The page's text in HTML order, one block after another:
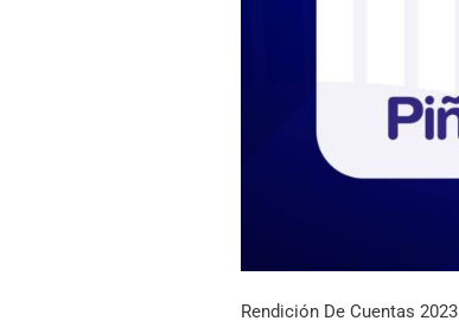
Rendición De Cuentas 2023